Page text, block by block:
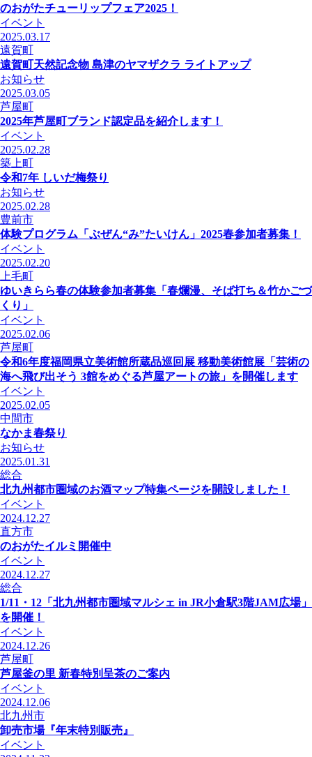
のおがたチューリップフェア2025！
イベント
2025.03.17
遠賀町
遠賀町天然記念物 島津のヤマザクラ ライトアップ
お知らせ
2025.03.05
芦屋町
2025年芦屋町ブランド認定品を紹介します！
イベント
2025.02.28
築上町
令和7年 しいだ梅祭り
お知らせ
2025.02.28
豊前市
体験プログラム「ぶぜん“み”たいけん」2025春参加者募集！
イベント
2025.02.20
上毛町
ゆいきらら春の体験参加者募集「春爛漫、そば打ち＆竹かごづ
くり」
イベント
2025.02.06
芦屋町
令和6年度福岡県立美術館所蔵品巡回展 移動美術館展「芸術の
海へ飛び出そう 3館をめぐる芦屋アートの旅」を開催します
イベント
2025.02.05
中間市
なかま春祭り
お知らせ
2025.01.31
総合
北九州都市圏域のお酒マップ特集ページを開設しました！
イベント
2024.12.27
直方市
のおがたイルミ開催中
イベント
2024.12.27
総合
1/11・12「北九州都市圏域マルシェ in JR小倉駅3階JAM広場」
を開催！
イベント
2024.12.26
芦屋町
芦屋釜の里 新春特別呈茶のご案内
イベント
2024.12.06
北九州市
卸売市場『年末特別販売』
イベント